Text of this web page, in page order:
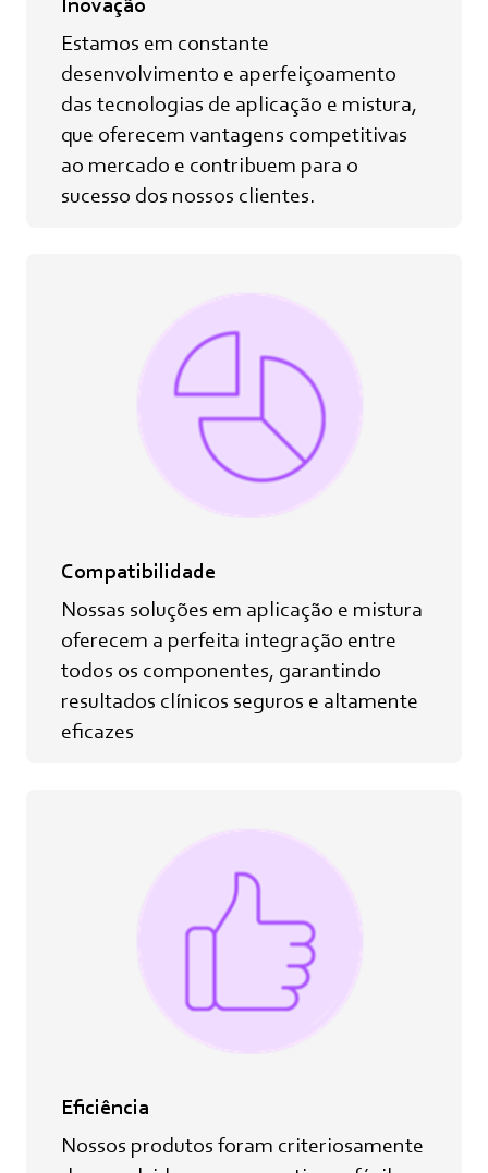
Estamos em constante
desenvolvimento e aperfeiçoamento
das tecnologias de aplicação e mistura,
que oferecem vantagens competitivas
ao mercado e contribuem para o
sucesso dos nossos clientes.
Compatibilidade
Nossas soluções em aplicação e mistura
oferecem a perfeita integração entre
todos os componentes, garantindo
resultados clínicos seguros e altamente
eficazes
Eficiência
Nossos produtos foram criteriosamente